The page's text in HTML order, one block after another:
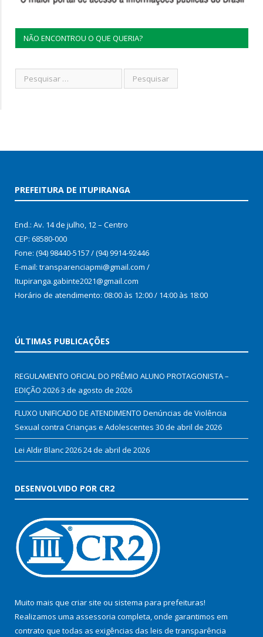
NÃO ENCONTROU O QUE QUERIA?
PREFEITURA DE ITUPIRANGA
End.: Av. 14 de julho, 12 – Centro
CEP: 68580-000
Fone: (94) 98440-5157 / (94) 9914-92446
E-mail: transparenciapmi@gmail.com /
Itupiranga.gabinte2021@gmail.com
Horário de atendimento: 08:00 às 12:00 / 14:00 às 18:00
ÚLTIMAS PUBLICAÇÕES
REGULAMENTO OFICIAL DO PRÊMIO ALUNO PROTAGONISTA –
EDIÇÃO 20263 de agosto de 2026
FLUXO UNIFICADO DE ATENDIMENTO Denúncias de Violência
Sexual contra Crianças e Adolescentes 30 de abril de 2026
Lei Aldir Blanc 202624 de abril de 2026
DESENVOLVIDO POR CR2
Muito mais que criar site ou sistema para prefeituras!
Realizamos uma assessoria completa, onde garantimos em
contrato que todas as exigências das leis de transparência